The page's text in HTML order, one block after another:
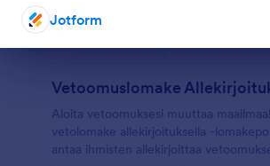
Jotform
Vetoomuslomake
Aloita vetoomuksesi muuttaa
vetolomake allekirjoituksella -
antaa ihmisten allekirjoittaa